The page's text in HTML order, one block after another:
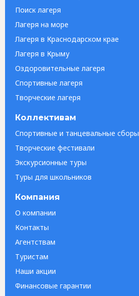
Поиск лагеря
Лагеря на море
Лагеря в Краснодарском крае
Лагеря в Крыму
Оздоровительные лагеря
Спортивные лагеря
Творческие лагеря
Коллективам
Спортивные и танцевальные сборы
Творческие фестивали
Экскурсионные туры
Туры для школьников
Компания
О компании
Контакты
Агентствам
Туристам
Наши акции
Финансовые гарантии